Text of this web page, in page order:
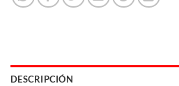
DESCRIPCIÓN